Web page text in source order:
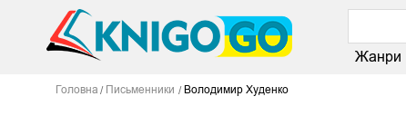
Жанри
Головна Письменники Володимир Худенко